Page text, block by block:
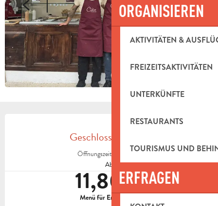
ORGANISIEREN
AKTIVITÄTEN &
FREIZEITSAKTIVITÄTEN
UNTERKÜNFTE
RESTAURANTS
TOURISMUS UND
ERFRAGEN
ÖFFNUNGSZEITEN &
Geschlossen heute
Öffnungszeiten ansehen
Ab
11,80 €
Menü für Erwachsene